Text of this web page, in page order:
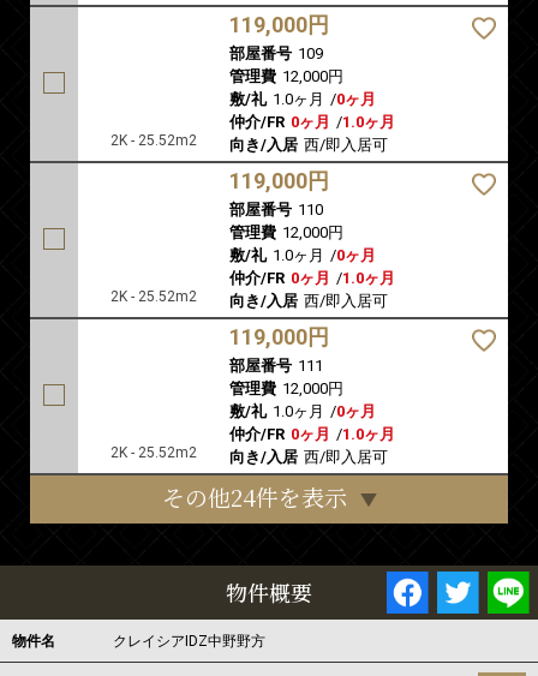
2K - 25.52m2
119,000円
部屋番号 109
管理費 12,000円
敷/礼 1.0ヶ月 /0ヶ月
仲介/FR 0ヶ月 /1.0ヶ月
向き/入居 西/即入居可
2K - 25.52m2
119,000円
部屋番号 110
管理費 12,000円
敷/礼 1.0ヶ月 /0ヶ月
仲介/FR 0ヶ月 /1.0ヶ月
向き/入居 西/即入居可
2K - 25.52m2
119,000円
部屋番号 111
管理費 12,000円
敷/礼 1.0ヶ月 /0ヶ月
仲介/FR 0ヶ月 /1.0ヶ月
向き/入居 西/即入居可
その他24件を表示
物件概要
物件名 クレイシアIDZ中野野方